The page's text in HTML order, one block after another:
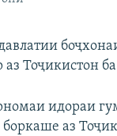
Тоҷикистон
идораи
аз